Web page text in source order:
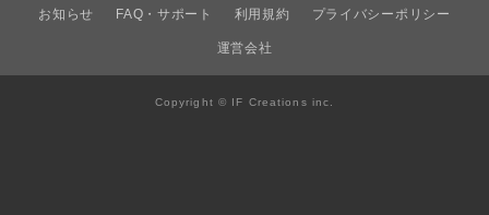
お知らせ FAQ・サポート 利用規約 プライバシーポリシー
運営会社
Copyright © IF Creations inc.